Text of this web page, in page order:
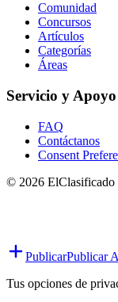
Comunidad
Concursos
Artículos
Categorías
Áreas
Servicio y Apoyo
FAQ
Contáctanos
Consent
© 2026
PublicarPublicar
Tus opciones de